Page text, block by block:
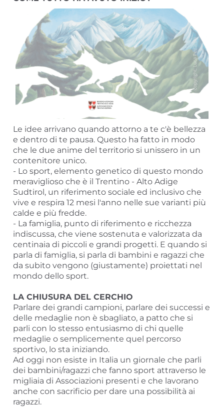
Le idee arrivano quando attorno a te c'è bellezza
e dentro di te pausa. Questo ha fatto in modo
che le due anime del territorio si unissero in un
contenitore unico.
- Lo sport, elemento genetico di questo mondo
meraviglioso che è il Trentino - Alto Adige
Sudtirol, un riferimento sociale ed inclusivo che
vive e respira 12 mesi l'anno nelle sue varianti più
calde e più fredde.
- La famiglia, punto di riferimento e ricchezza
indiscussa, che viene sostenuta e valorizzata da
centinaia di piccoli e grandi progetti. E quando si
parla di famiglia, si parla di bambini e ragazzi che
da subito vengono (giustamente) proiettati nel
mondo dello sport.
LA CHIUSURA DEL CERCHIO
Parlare dei grandi campioni, parlare dei successi e
delle medaglie non è sbagliato, a patto che si
parli con lo stesso entusiasmo di chi quelle
medaglie o semplicemente quel percorso
sportivo, lo sta iniziando.
Ad oggi non esiste in Italia un giornale che parli
dei bambini/ragazzi che fanno sport attraverso le
migliaia di Associazioni presenti e che lavorano
anche con sacrificio per dare una possibilità ai
ragazzi.